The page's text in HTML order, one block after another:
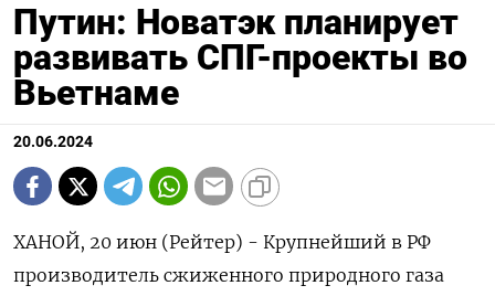
Путин: Новатэк планирует
развивать СПГ-проекты во
Вьетнаме
20.06.2024
ХАНОЙ, 20 июн (Рейтер) - Крупнейший в РФ
производитель сжиженного природного газа